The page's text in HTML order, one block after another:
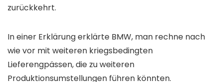
zurückkehrt.
In einer Erklärung erklärte BMW, man rechne nach
wie vor mit weiteren kriegsbedingten
Lieferengpässen, die zu weiteren
Produktionsumstellungen führen könnten.